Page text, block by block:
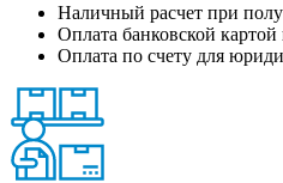
Наличный расчет при
Оплата банковской картой
Оплата по счету для